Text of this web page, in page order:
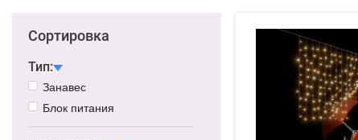
Сортировка
Тип:
Занавес
Блок питания